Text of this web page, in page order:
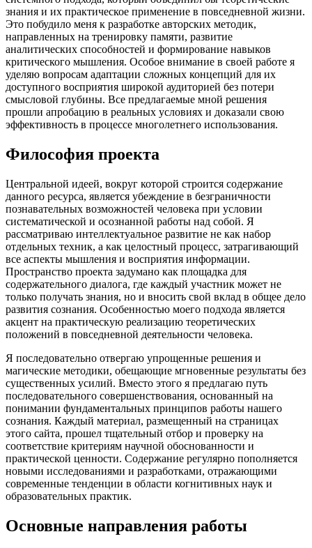
знания и их практическое применение в повседневной жизни.
Это побудило меня к разработке авторских методик,
направленных на тренировку памяти, развитие
аналитических способностей и формирование навыков
критического мышления. Особое внимание в своей работе я
уделяю вопросам адаптации сложных концепций для их
доступного восприятия широкой аудиторией без потери
смысловой глубины. Все предлагаемые мной решения
прошли апробацию в реальных условиях и доказали свою
эффективность в процессе многолетнего использования.
Философия проекта
Центральной идеей, вокруг которой строится содержание
данного ресурса, является убеждение в безграничности
познавательных возможностей человека при условии
систематической и осознанной работы над собой. Я
рассматриваю интеллектуальное развитие не как набор
отдельных техник, а как целостный процесс, затрагивающий
все аспекты мышления и восприятия информации.
Пространство проекта задумано как площадка для
содержательного диалога, где каждый участник может не
только получать знания, но и вносить свой вклад в общее дело
развития сознания. Особенностью моего подхода является
акцент на практическую реализацию теоретических
положений в повседневной деятельности человека.
Я последовательно отвергаю упрощенные решения и
магические методики, обещающие мгновенные результаты без
существенных усилий. Вместо этого я предлагаю путь
последовательного совершенствования, основанный на
понимании фундаментальных принципов работы нашего
сознания. Каждый материал, размещенный на страницах
этого сайта, прошел тщательный отбор и проверку на
соответствие критериям научной обоснованности и
практической ценности. Содержание регулярно пополняется
новыми исследованиями и разработками, отражающими
современные тенденции в области когнитивных наук и
образовательных практик.
Основные направления работы